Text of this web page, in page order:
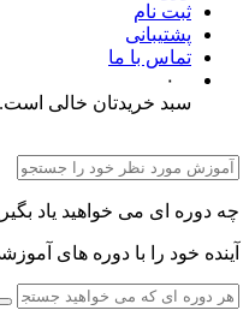
ثبت نام
پشتیبانی
تماس با ما
۰
سبد خریدتان خالی است.
چه دوره ای می خواهید یاد
آینده خود را با دوره های